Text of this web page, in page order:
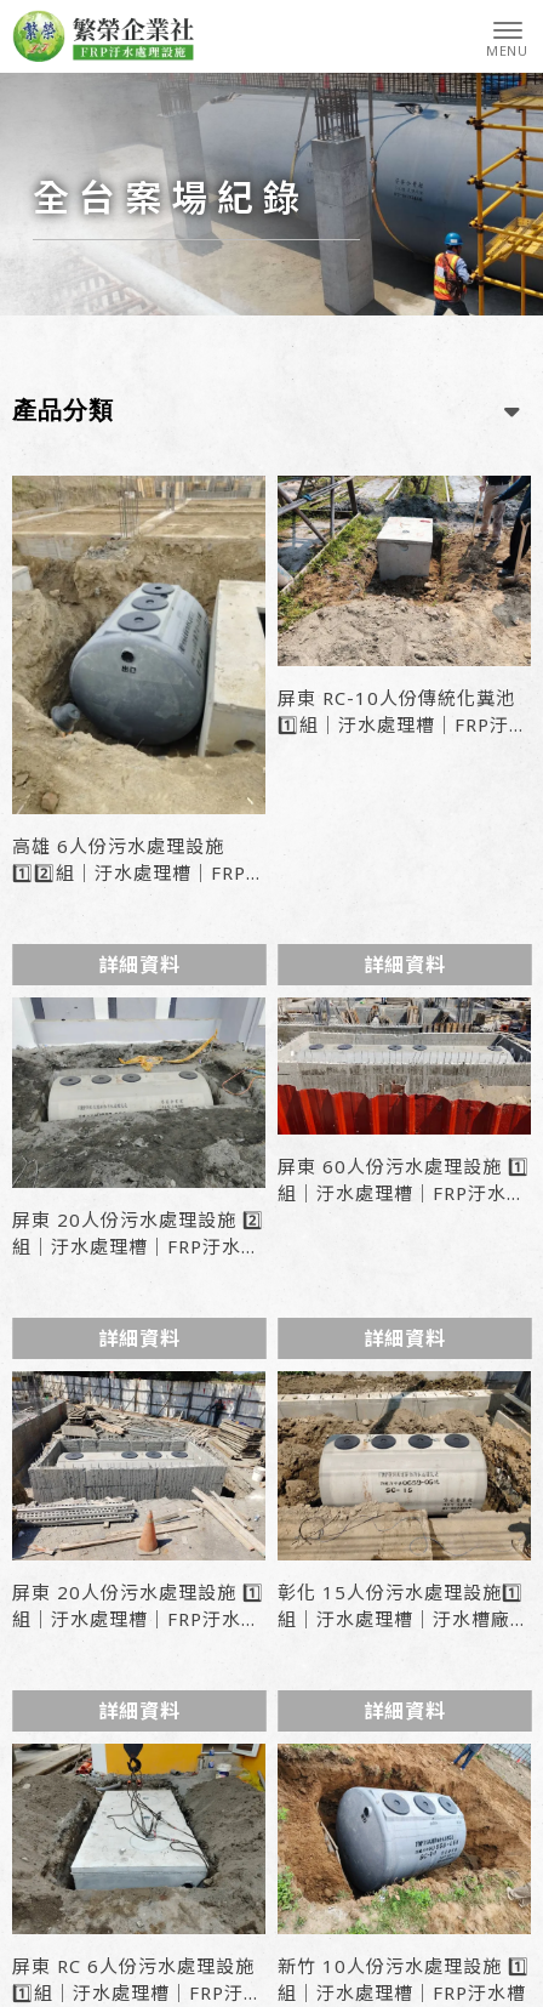
全台案場紀錄
產品分類
高雄 6人份污水處理設施
1️⃣2️⃣組｜汙水處理槽｜FRP汙
詳細資料
屏東 RC-10人份傳統化糞池
1️⃣組｜汙水處理槽｜FRP汙水
詳細資料
屏東 20人份污水處理設施 2️⃣
組｜汙水處理槽｜FRP汙水槽
詳細資料
屏東 60人份污水處理設施 1️⃣
組｜汙水處理槽｜FRP汙水槽
型號 : LF2-060
詳細資料
屏東 20人份污水處理設施 1️⃣
組｜汙水處理槽｜FRP汙水槽
型號 : LF2-020
詳細資料
彰化 15人份污水處理設施1️⃣
組｜汙水處理槽｜汙水槽廠商
詳細資料
屏東 RC 6人份污水處理設施
1️⃣組｜汙水處理槽｜FRP汙水
新竹 10人份污水處理設施 1️⃣
組｜汙水處理槽｜FRP汙水槽